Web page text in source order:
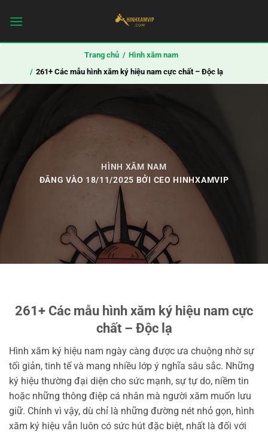
qua
Trang chủ
Hình xăm nam
261+ Các mẫu hình xăm ký hiệu nam cực chất – Độc lạ
HÌNH XĂM NAM
ĐĂNG VÀO 18/11/2025 BỞI CEO HINHXAMVIP
261+ Các mẫu hình xăm ký hiệu nam cực
chất – Độc lạ
Hình xăm ký hiệu nam ngày càng được ưa chuộng nhờ sự
tối giản, tinh tế và mang nhiều lớp ý nghĩa sâu sắc. Những
ký hiệu thường đại diện cho sức mạnh, sự tự do, niềm tin
hoặc những thông điệp cá nhân mà người xăm muốn lưu
giữ. Chính vì vậy, dù chỉ là những đường nét nhỏ gọn, hình
xăm ký hiệu vẫn luôn có sức hút đặc biệt, nhất là đối với